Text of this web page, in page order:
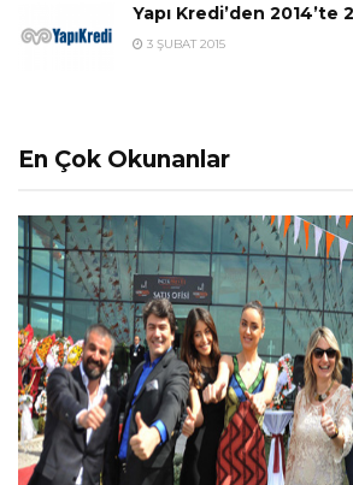
Yapı Kredi’den 2014’te
3 ŞUBAT 2015
En Çok Okunanlar